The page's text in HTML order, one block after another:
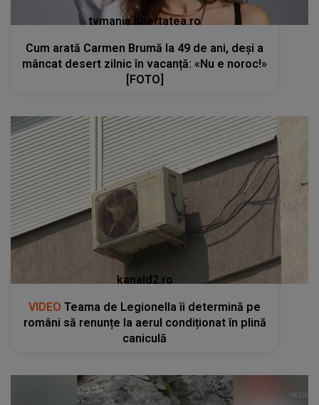
tvmania.libertatea.ro
Cum arată Carmen Brumă la 49 de ani, deși a
mâncat desert zilnic în vacanță: «Nu e noroc!»
[FOTO]
kanald2.ro
VIDEO Teama de Legionella îi determină pe
români să renunțe la aerul condiționat în plină
caniculă